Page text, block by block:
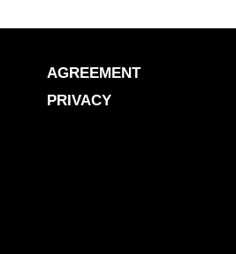
AGREEMENT
PRIVACY